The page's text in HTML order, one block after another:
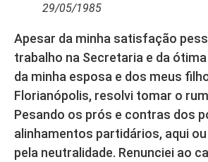
29/05/1985
Apesar da minha satisfação
trabalho na Secretaria e da
da minha esposa e dos meus
Florianópolis, resolvi tomar o
Pesando os prós e contras dos
alinhamentos partidários, aqui
pela neutralidade. Renunciei ao